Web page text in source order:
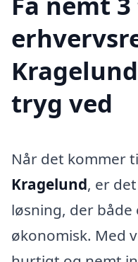
tryg ved
Når det kommer
Kragelund, er
løsning, der både
økonomisk. Med